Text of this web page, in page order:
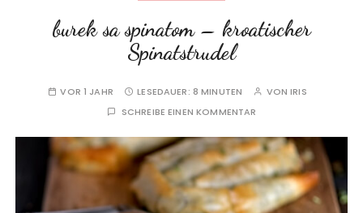
burek sa spinatom – kroatischer
Spinatstrudel
VOR 1 JAHR LESEDAUER: 8 MINUTEN VONIRIS
SCHREIBE EINEN KOMMENTAR